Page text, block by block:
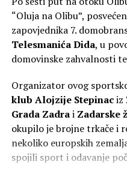
Kip Marije s Isusom, oboje
od plemenitog bračkog
postoljem četiri metra te
kipovima u Hrvatskoj.
Biogradu na Moru. Kip se
najprometnijih pomorskih
Pašmana kojim tijekom
dvije tisuće plovila. Želja
i prolaznicima koji plove
svjedočanstvo vjere, da se
“Oluja na Olibu”,
zapovjednika 7.
Telesmanića Dida, u
domovinske zahvalnosti
Organizator ovog
klub Alojzije Stepinaciz
Grada Zadrai Zadarske
okupilo je brojne trkače i
nekoliko europskih
spojili sport i odavanje